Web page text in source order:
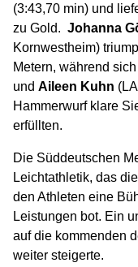
(3:43,70 min) und
zu Gold. Johanna
Kornwestheim)
Metern, während sich
und Aileen Kuhn
Hammerwurf klare
erfüllten.
Die Süddeutschen
Leichtathletik, das
den Athleten eine
Leistungen bot. Ein
auf die kommenden
weiter steigerte.